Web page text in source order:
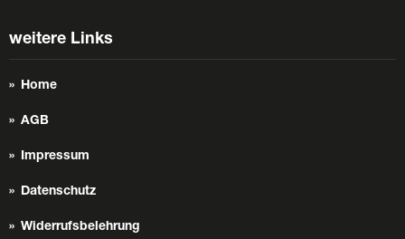
weitere Links
Home
AGB
Impressum
Datenschutz
Widerrufsbelehrung